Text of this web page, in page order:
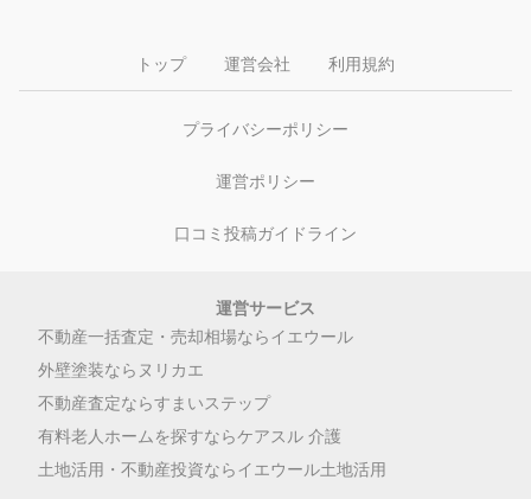
トップ 運営会社 利用規約
プライバシーポリシー
運営ポリシー
口コミ投稿ガイドライン
運営サービス
不動産一括査定・売却相場ならイエウール
外壁塗装ならヌリカエ
不動産査定ならすまいステップ
有料老人ホームを探すならケアスル 介護
土地活用・不動産投資ならイエウール土地活用